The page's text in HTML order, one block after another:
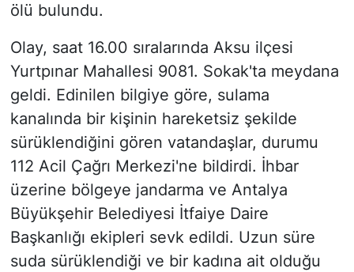
ölü bulundu.
Olay, saat 16.00 sıralarında Aksu ilçesi
Yurtpınar Mahallesi 9081. Sokak'ta meydana
geldi. Edinilen bilgiye göre, sulama
kanalında bir kişinin hareketsiz şekilde
sürüklendiğini gören vatandaşlar, durumu
112 Acil Çağrı Merkezi'ne bildirdi. İhbar
üzerine bölgeye jandarma ve Antalya
Büyükşehir Belediyesi İtfaiye Daire
Başkanlığı ekipleri sevk edildi. Uzun süre
suda sürüklendiği ve bir kadına ait olduğu